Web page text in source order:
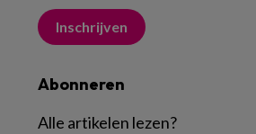
Inschrijven
Abonneren
Alle artikelen lezen?